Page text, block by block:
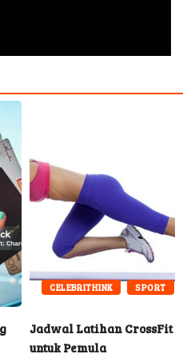
CELEBRITHINK SPORT
Jadwal Latihan CrossFit
untuk Pemula